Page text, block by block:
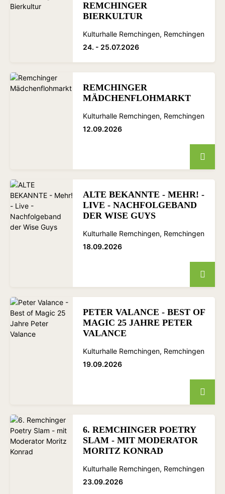
REMCHINGER
BIERKULTUR
Kulturhalle Remchingen, Remchingen
24. - 25.07.2026
REMCHINGER
MÄDCHENFLOHMARKT
Kulturhalle Remchingen, Remchingen
12.09.2026
ALTE BEKANNTE - MEHR! -
LIVE - NACHFOLGEBAND
DER WISE GUYS
Kulturhalle Remchingen, Remchingen
18.09.2026
PETER VALANCE - BEST OF
MAGIC 25 JAHRE PETER
VALANCE
Kulturhalle Remchingen, Remchingen
19.09.2026
6. REMCHINGER POETRY
SLAM - MIT MODERATOR
MORITZ KONRAD
Kulturhalle Remchingen, Remchingen
23.09.2026